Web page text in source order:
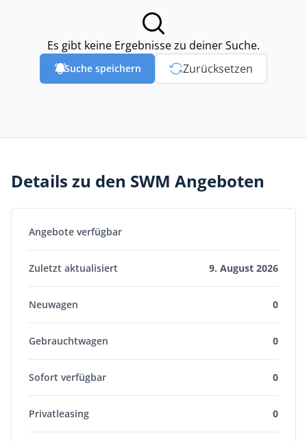
Es gibt keine Ergebnisse zu deiner Suche.
Suche speichern Zurücksetzen
Details zu den SWM Angeboten
Angebote verfügbar
Zuletzt aktualisiert 9. August 2026
Neuwagen 0
Gebrauchtwagen 0
Sofort verfügbar 0
Privatleasing 0